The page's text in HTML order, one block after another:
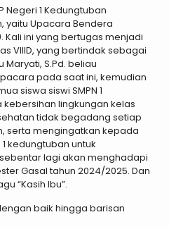
Negeri 1 Kedungtuban
yaitu Upacara Bendera
ini yang bertugas menjadi
VIIID, yang bertindak sebagai
S.Pd. beliau
pada saat ini, kemudian
siswa siswi SMPN 1
lingkungan kelas
tidak begadang setiap
serta mengingatkan kepada
kedungtuban untuk
lagi akan menghadapi
Gasal tahun 2024/2025. Dan
“Kasih Ibu”.
baik hingga barisan